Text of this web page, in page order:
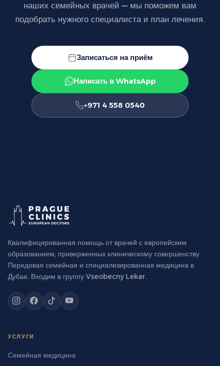
наших семейных врачей — мы поможем вам
подобрать нужного специалиста и план лечения.
Записаться на приём
Написать в WhatsApp
+971 4 558 0540
Квалифицированная помощь от врачей с европейским
образованием, приверженных клиническому совершенству.
Передовая семейная и специализированная медицина в
Дубае. Входим в группу Vseobecny Lekar.
УСЛУГИ
Семейная медицина